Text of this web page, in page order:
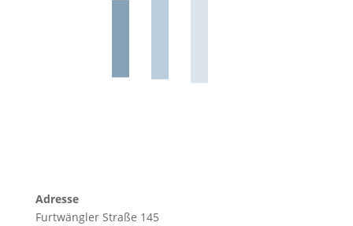
Adresse
Furtwängler Straße 145